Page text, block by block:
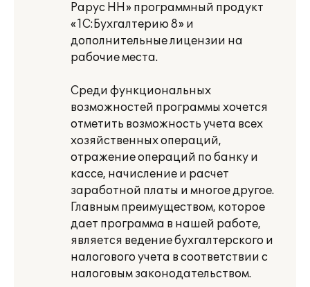
Рарус НН» программный продукт
«1С:Бухгалтерию 8» и
дополнительные лицензии на
рабочие места.
Среди функциональных
возможностей программы хочется
отметить возможность учета всех
хозяйственных операций,
отражение операций по банку и
кассе, начисление и расчет
заработной платы и многое другое.
Главным преимуществом, которое
дает программа в нашей работе,
является ведение бухгалтерского и
налогового учета в соответствии с
налоговым законодательством.